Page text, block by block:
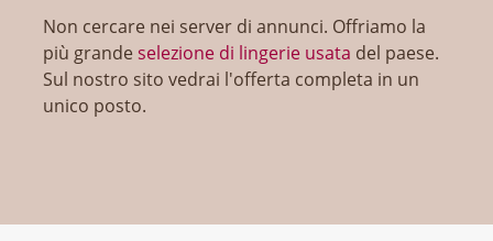
Non cercare nei server di annunci. Offriamo la
più grandeselezione di lingerie usata del paese.
Sul nostro sito vedrai l'offerta completa in un
unico posto.